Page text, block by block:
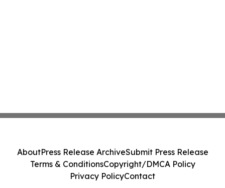
AboutPress Release ArchiveSubmit Press Release
Terms & ConditionsCopyright/DMCA Policy
Privacy PolicyContact